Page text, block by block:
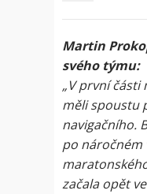
Martin
svého týmu:
„V první části
měli spoustu
navigačního.
po náročném
začala opět